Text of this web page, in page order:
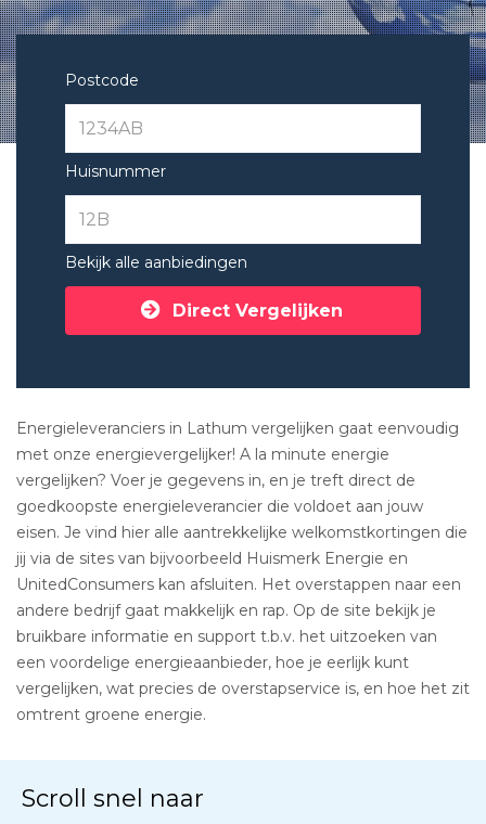
Postcode
Huisnummer
Bekijk alle aanbiedingen
Direct Vergelijken
Energieleveranciers in Lathum vergelijken gaat eenvoudig
met onze energievergelijker! A la minute energie
vergelijken? Voer je gegevens in, en je treft direct de
goedkoopste energieleverancier die voldoet aan jouw
eisen. Je vind hier alle aantrekkelijke welkomstkortingen die
jij via de sites van bijvoorbeeld Huismerk Energie en
UnitedConsumers kan afsluiten. Het overstappen naar een
andere bedrijf gaat makkelijk en rap. Op de site bekijk je
bruikbare informatie en support t.b.v. het uitzoeken van
een voordelige energieaanbieder, hoe je eerlijk kunt
vergelijken, wat precies de overstapservice is, en hoe het zit
omtrent groene energie.
Scroll snel naar